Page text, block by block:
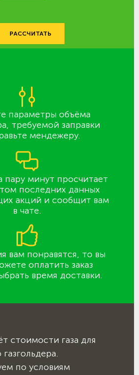
РАССЧИТАТЬ
параметры объёма
требуемой заправки
мендежеру.
пару минут просчитает
последних данных
акций и сообщит вам
в чате.
вам понравятся, то вы
оплатить заказ
время доставки.
стоимости газа для
по условиям